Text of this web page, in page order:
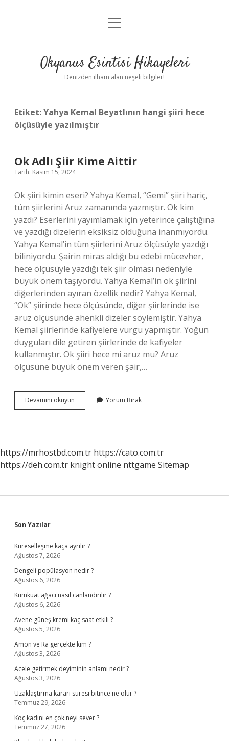
Anasayfa
Yasal Uyarı
menüyü
Okyanus Esintisi Hikayeleri
Denizden ilham alan neşeli bilgiler!
Etiket:Yahya Kemal Beyatlının hangi şiiri hece
ölçüsüyle yazılmıştır
Ok Adlı Şiir Kime Aittir
Tarih: Kasım 15, 2024
Ok şiiri kimin eseri? Yahya Kemal, “Gemi” şiiri hariç,
tüm şiirlerini Aruz zamanında yazmıştır. Ok kim
yazdı? Eserlerini yayımlamak için yeterince çalıştığına
ve yazdığı dizelerin eksiksiz olduğuna inanmıyordu.
Yahya Kemal’in tüm şiirlerini Aruz ölçüsüyle yazdığı
biliniyordu. Şairin miras aldığı bu edebi mücevher,
hece ölçüsüyle yazdığı tek şiir olması nedeniyle
büyük önem taşıyordu. Yahya Kemal’in ok şiirini
diğerlerinden ayıran özellik nedir? Yahya Kemal,
“Ok” şiirinde hece ölçüsünde, diğer şiirlerinde ise
aruz ölçüsünde ahenkli dizeler söylemiştir. Yahya
Kemal şiirlerinde kafiyelere vurgu yapmıştır. Yoğun
duyguları dile getiren şiirlerinde de kafiyeler
kullanmıştır. Ok şiiri hece mi aruz mu? Aruz
ölçüsüne büyük önem veren şair,…
Devamını okuyun
Adlı
Yorum Bırak
https://mrhostbd.com.tr https://cato.com.tr
https://deh.com.tr knight online nttgame Sitemap
Sidebar
Son Yazılar
Küreselleşme kaça ayrılır ?
Ağustos 7, 2026
Dengeli popülasyon nedir ?
Ağustos 6, 2026
Kumkuat ağacı nasıl canlandırılır ?
Ağustos 6, 2026
Avene güneş kremi kaç saat etkili ?
Ağustos 5, 2026
Amon ve Ra gerçekte kim ?
Ağustos 3, 2026
Acele getirmek deyiminin anlamı nedir ?
Ağustos 3, 2026
Uzaklaştırma kararı süresi bitince ne olur ?
Temmuz 29, 2026
Koç kadını en çok neyi sever ?
Temmuz 27, 2026